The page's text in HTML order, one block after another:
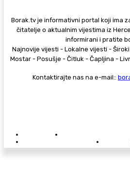
Borak.tv je informativni portal koji ima
čitatelje o aktualnim vijestima iz
informirani i pratite
Najnovije vijesti - Lokalne vijesti -
Mostar - Posušje - Čitluk - Čapljina -
Kontaktirajte nas na e-mail::